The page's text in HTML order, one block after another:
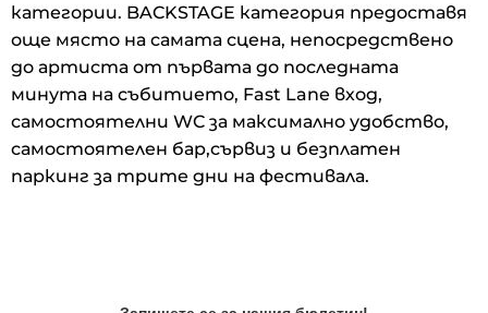
категории. BACKSTAGE категория предоставя
още място на самата сцена, непосредствено
до артиста от първата до последната
минута на събитието, Fast Lane вход,
самостоятелни WC за максимално удобство,
самостоятелен бар,сървиз и безплатен
паркинг за трите дни на фестивала.